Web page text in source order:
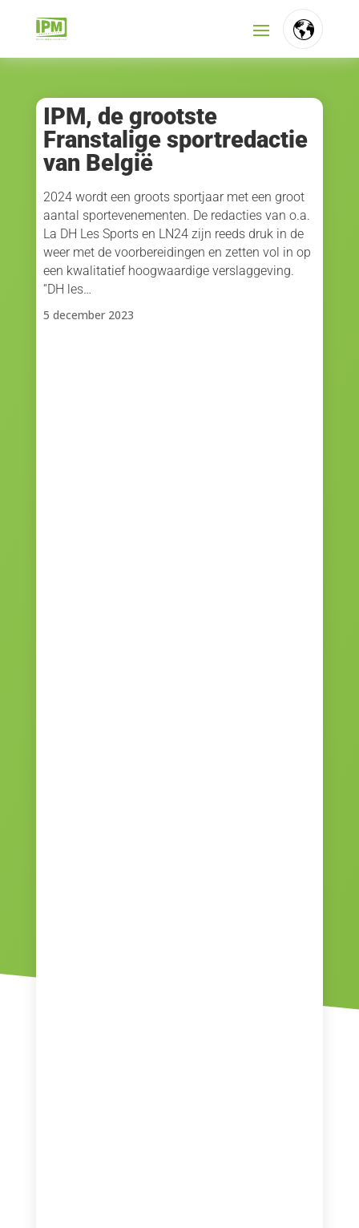
EN
IPM, de grootste
Franstalige sportredactie
van België
2024 wordt een groots sportjaar met een groot
aantal sportevenementen. De redacties van o.a.
La DH Les Sports en LN24 zijn reeds druk in de
weer met de voorbereidingen en zetten vol in op
een kwalitatief hoogwaardige verslaggeving.
“DH les…
5 december 2023